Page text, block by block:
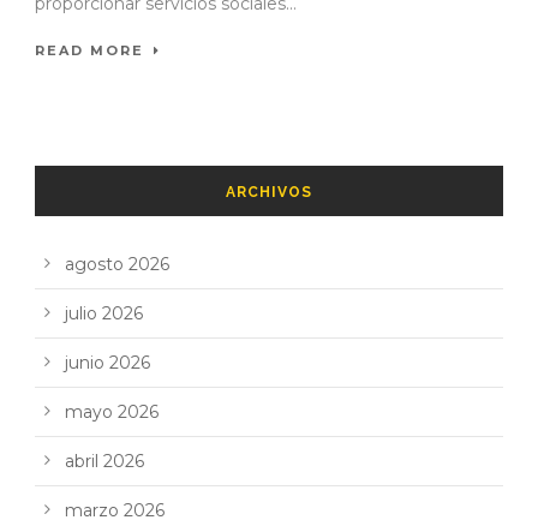
READ MORE
ARCHIVOS
agosto 2026
julio 2026
junio 2026
mayo 2026
abril 2026
marzo 2026